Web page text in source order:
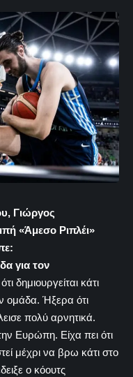
Γιώργος
«Άμεσο Ριπλέι»
για τον
δημιουργείται κάτι
ομάδα. Ήξερα ότι
πολύ αρνητικά.
Ευρώπη. Είχα πει ότι
μέχρι να βρω κάτι στο
ο κόουτς